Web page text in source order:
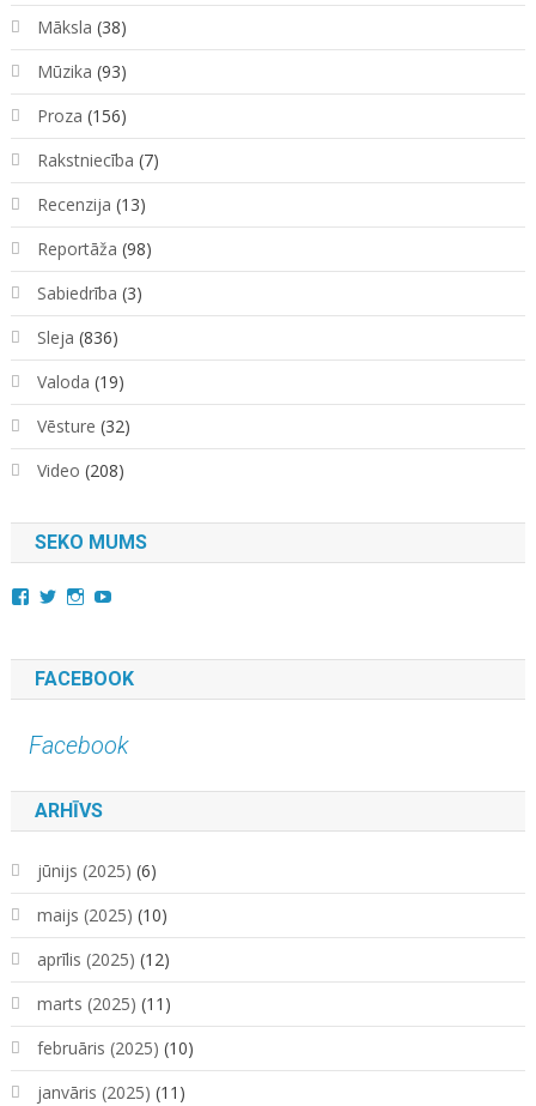
Māksla (38)
Mūzika (93)
Proza (156)
Rakstniecība (7)
Recenzija (13)
Reportāža (98)
Sabiedrība (3)
Sleja (836)
Valoda (19)
Vēsture (32)
Video (208)
SEKO MUMS
View
Facebook
View
Twitter
View
Instagram
YouTube
FACEBOOK
Facebook
ARHĪVS
jūnijs (2025) (6)
maijs (2025) (10)
aprīlis (2025) (12)
marts (2025) (11)
februāris (2025) (10)
janvāris (2025) (11)